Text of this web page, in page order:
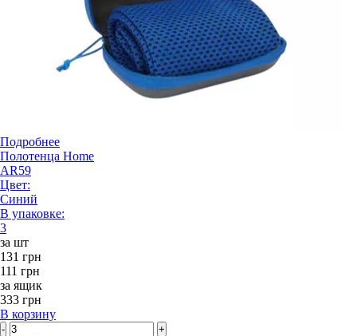
Подробнее
Полотенца Home
AR59
Цвет:
Синий
В упаковке:
3
за шт
131 грн
111 грн
за ящик
333 грн
В корзину
-
+